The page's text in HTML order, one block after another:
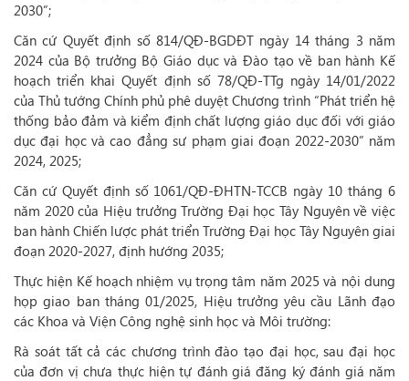
2030”;
Căn cứ Quyết định số 814/QĐ-BGDĐT ngày 14 tháng 3 năm
2024 của Bộ trưởng Bộ Giáo dục và Đào tạo về ban hành Kế
hoạch triển khai Quyết định số 78/QĐ-TTg ngày 14/01/2022
của Thủ tướng Chính phủ phê duyệt Chương trình “Phát triển hệ
thống bảo đảm và kiểm định chất lượng giáo dục đối với giáo
dục đại học và cao đẳng sư phạm giai đoạn 2022-2030” năm
2024, 2025;
Căn cứ Quyết định số 1061/QĐ-ĐHTN-TCCB ngày 10 tháng 6
năm 2020 của Hiệu trưởng Trường Đại học Tây Nguyên về việc
ban hành Chiến lược phát triển Trường Đại học Tây Nguyên giai
đoạn 2020-2027, định hướng 2035;
Thực hiện Kế hoạch nhiệm vụ trọng tâm năm 2025 và nội dung
họp giao ban tháng 01/2025, Hiệu trưởng yêu cầu Lãnh đạo
các Khoa và Viện Công nghệ sinh học và Môi trường:
Rà soát tất cả các chương trình đào tạo đại học, sau đại học
của đơn vị chưa thực hiện tự đánh giá đăng ký đánh giá năm